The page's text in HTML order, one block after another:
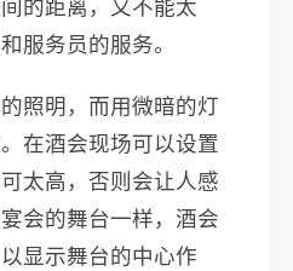
服务员的服务。
照明，而用微暗的灯
在酒会现场可以设置
太高，否则会让人感
会的舞台一样，酒会
显示舞台的中心作